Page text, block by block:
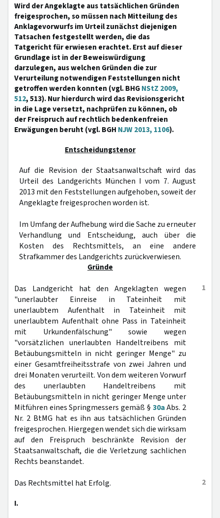
Wird der Angeklagte aus tatsächlichen Gründen
freigesprochen, so müssen nach Mitteilung des
Anklagevorwurfs im Urteil zunächst diejenigen
Tatsachen festgestellt werden, die das
Tatgericht für erwiesen erachtet. Erst auf dieser
Grundlage ist in der Beweiswürdigung
darzulegen, aus welchen Gründen die zur
Verurteilung notwendigen Feststellungen nicht
getroffen werden konnten (vgl. BHGNStZ 2009,
512, 513). Nur hierdurch wird das Revisionsgericht
in die Lage versetzt, nachprüfen zu können, ob
der Freispruch auf rechtlich bedenkenfreien
Erwägungen beruht (vgl. BGH NJW 2013, 1106).
Entscheidungstenor
Auf die Revision der Staatsanwaltschaft wird das
Urteil des Landgerichts München I vom 7. August
2013 mit den Feststellungen aufgehoben, soweit der
Angeklagte freigesprochen worden ist.
Im Umfang der Aufhebung wird die Sache zu erneuter
Verhandlung und Entscheidung, auch über die
Kosten des Rechtsmittels, an eine andere
Strafkammer des Landgerichts zurückverwiesen.
Gründe
1
Das Landgericht hat den Angeklagten wegen
"unerlaubter Einreise in Tateinheit mit
unerlaubtem Aufenthalt in Tateinheit mit
unerlaubtem Aufenthalt ohne Pass in Tateinheit
mit Urkundenfälschung" sowie wegen
"vorsätzlichen unerlaubten Handeltreibens mit
Betäubungsmitteln in nicht geringer Menge" zu
einer Gesamtfreiheitsstrafe von zwei Jahren und
drei Monaten verurteilt. Von dem weiteren Vorwurf
des unerlaubten Handeltreibens mit
Betäubungsmitteln in nicht geringer Menge unter
Mitführen eines Springmessers gemäß § 30aAbs. 2
Nr. 2 BtMG hat es ihn aus tatsächlichen Gründen
freigesprochen. Hiergegen wendet sich die wirksam
auf den Freispruch beschränkte Revision der
Staatsanwaltschaft, die die Verletzung sachlichen
Rechts beanstandet.
2
Das Rechtsmittel hat Erfolg.
I.